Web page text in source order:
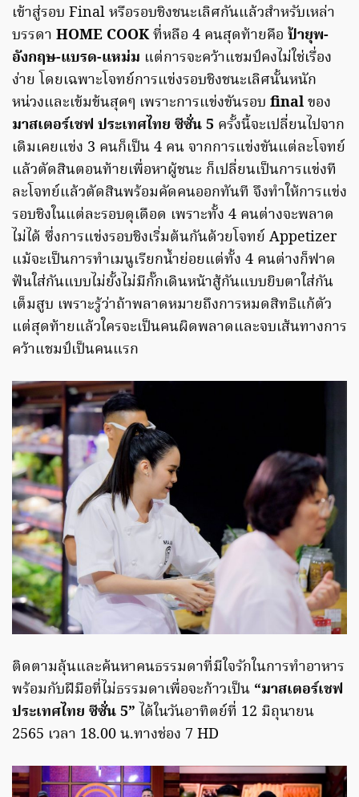
เข้าสู่รอบ Final หรือรอบชิงชนะเลิศกันแล้วสำหรับเหล่า
บรรดา HOME COOKที่หลือ 4 คนสุดท้ายคือ ป้ายุพ-
อังกฤษ-แบรด-แหม่ม แต่การจะคว้าแชมป์คงไม่ใช่เรื่อง
ง่าย โดยเฉพาะโจทย์การแข่งรอบชิงชนะเลิศนั้นหนัก
หน่วงและเข้มข้นสุดๆ เพราะการแข่งขันรอบ finalของ
มาสเตอร์เชฟ ประเทศไทย ซีซั่น 5 ครั้งนี้จะเปลี่ยนไปจาก
เดิมเคยแข่ง 3 คนก็เป็น 4 คน จากการแข่งขันแต่ละโจทย์
แล้วตัดสินตอนท้ายเพื่อหาผู้ชนะ ก็เปลี่ยนเป็นการแข่งที
ละโจทย์แล้วตัดสินพร้อมคัดคนออกทันที จึงทำให้การแข่ง
รอบชิงในแต่ละรอบดุเดือด เพราะทั้ง 4 คนต่างจะพลาด
ไม่ได้ ซึ่งการแข่งรอบชิงเริ่มต้นกันด้วยโจทย์ Appetizer
แม้จะเป็นการทำเมนูเรียกน้ำย่อยแต่ทั้ง 4 คนต่างก็ฟาด
ฟันใส่กันแบบไม่ยั้งไม่มีกั๊กเดินหน้าสู้กันแบบยิบตาใส่กัน
เต็มสูบ เพราะรู้ว่าถ้าพลาดหมายถึงการหมดสิทธิแก้ตัว
แต่สุดท้ายแล้วใครจะเป็นคนผิดพลาดและจบเส้นทางการ
คว้าแชมป์เป็นคนแรก
ติดตามลุ้นและค้นหาคนธรรมดาที่มีใจรักในการทำอาหาร
พร้อมกับฝีมือที่ไม่ธรรมดาเพื่อจะก้าวเป็น “มาสเตอร์เชฟ
ประเทศไทย ซีซั่น 5” ได้ในวันอาทิตย์ที่ 12 มิถุนายน
2565 เวลา 18.00 น.ทางช่อง 7 HD